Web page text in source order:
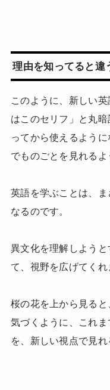
理由を知ってると違
このように、新しい
はこのセリフ」と丸
ってから使えるよう
でものごとを見れるよ
英語を学ぶことは、
なるのです。
異文化を理解しよう
て、視野を広げてくれ
桜の花を上から見る
気づくように、これ
を、新しい視点で見れ